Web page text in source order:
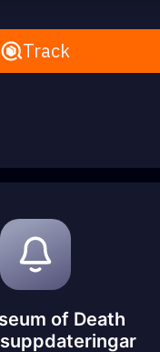
AllTrack
of Death